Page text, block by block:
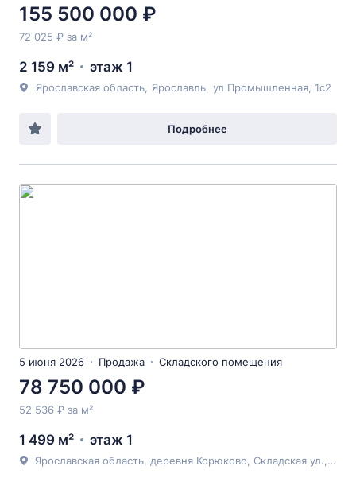
155 500 000 ₽
72 025 ₽ за м²
2 159 м² этаж 1
Ярославская область Ярославль ул Промышленная , 1с2
Подробнее
5 июня 2026 Продажа Складского помещения
78 750 000 ₽
52 536 ₽ за м²
1 499 м² этаж 1
Ярославская область, деревня Корюково, Складская ул., д.зд6